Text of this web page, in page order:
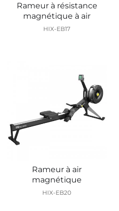
Rameur à résistance
magnétique à air
HIX-EB17
Rameur à air
magnétique
HIX-EB20